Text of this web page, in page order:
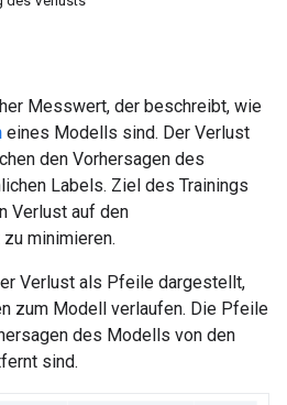
Messwert, der beschreibt, wie
eines Modells sind. Der Verlust
den Vorhersagen des
Labels. Ziel des Trainings
Verlust auf den
minimieren.
Verlust als Pfeile dargestellt,
zum Modell verlaufen. Die Pfeile
des Modells von den
sind.